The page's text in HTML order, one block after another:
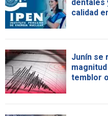
dentales
calidad
Junín se
temblor